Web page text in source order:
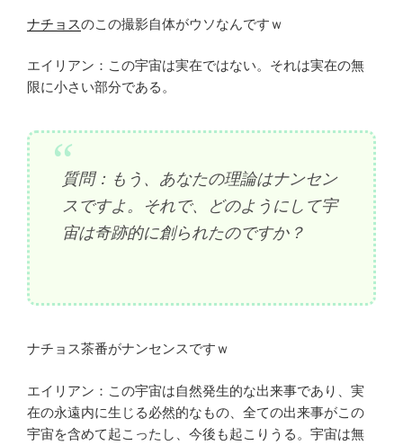
ナチョスのこの撮影自体がウソなんですｗ
エイリアン：この宇宙は実在ではない。それは実在の無
限に小さい部分である。
質問：もう、あなたの理論はナンセン
スですよ。それで、どのようにして宇
宙は奇跡的に創られたのですか？
ナチョス茶番がナンセンスですｗ
エイリアン：この宇宙は自然発生的な出来事であり、実
在の永遠内に生じる必然的なもの、全ての出来事がこの
宇宙を含めて起こったし、今後も起こりうる。宇宙は無